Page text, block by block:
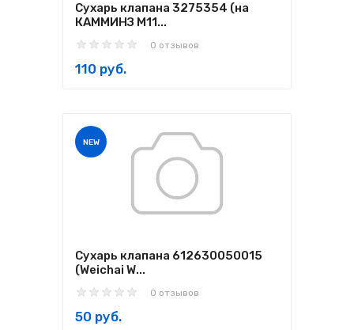
Сухарь клапана 3275354 (на
КАММИНЗ M11...
0 отзывов
110 руб.
NEW
Сухарь клапана 612630050015
(Weichai W...
0 отзывов
50 руб.